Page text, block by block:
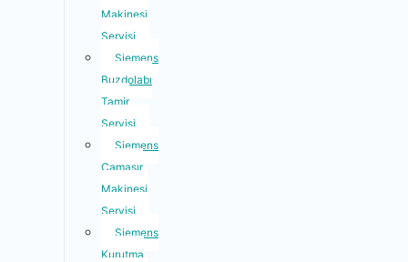
Makinesi
Servisi
Siemens
Buzdolabı
Tamir
Servisi
Siemens
Çamaşır
Makinesi
Servisi
Siemens
Kurutma